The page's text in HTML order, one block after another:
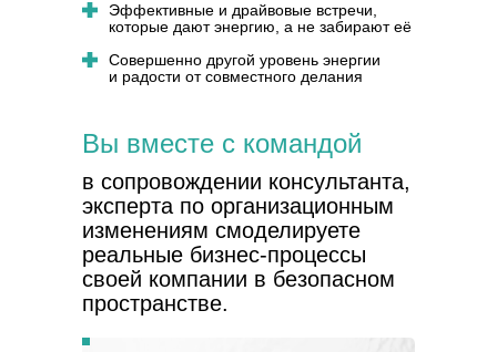
Эффективные и драйвовые встречи,
которые дают энергию, а не забирают её
Совершенно другой уровень энергии
и радости от совместного делания
Вы вместе с командой
в сопровождении консультанта,
эксперта по организационным
изменениям смоделируете
реальные бизнес-процессы
своей компании в безопасном
пространстве.